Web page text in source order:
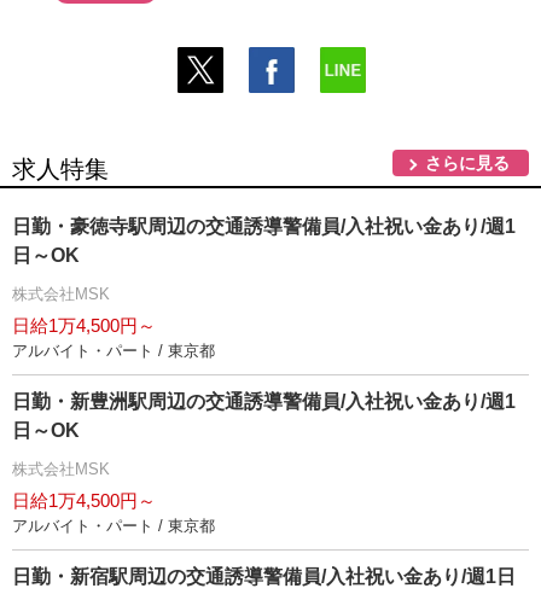
求人特集 さらに見る
日勤・豪徳寺駅周辺の交通誘導警備員/入社祝い金あり/週1
日～OK
株式会社MSK
日給1万4,500円～
アルバイト・パート / 東京都
日勤・新豊洲駅周辺の交通誘導警備員/入社祝い金あり/週1
日～OK
株式会社MSK
日給1万4,500円～
アルバイト・パート / 東京都
日勤・新宿駅周辺の交通誘導警備員/入社祝い金あり/週1日